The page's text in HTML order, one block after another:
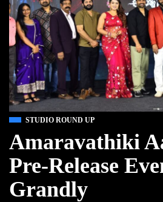
STUDIO ROUND UP
Amaravathiki
Pre-Release
Grandly